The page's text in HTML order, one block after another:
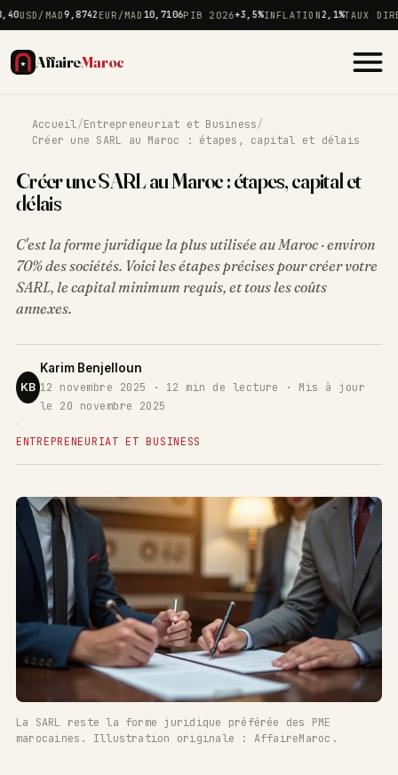
USD/MAD9,8742EUR/MAD10,7106PIB 2026+3,5%INFLATION2,1%TAUX
AffaireMaroc
Accueil/Entrepreneuriat et Business/
Créer une SARL au Maroc : étapes, capital et délais
Créer une SARL au Maroc : étapes, capital et
délais
C'est la forme juridique la plus utilisée au Maroc · environ
70% des sociétés. Voici les étapes précises pour créer votre
SARL, le capital minimum requis, et tous les coûts
annexes.
KB
Karim Benjelloun
12 novembre 2025 · 12 min de lecture · Mis à jour
le 20 novembre 2025
·
ENTREPRENEURIAT ET BUSINESS
La SARL reste la forme juridique préférée des PME
marocaines. Illustration originale : AffaireMaroc.